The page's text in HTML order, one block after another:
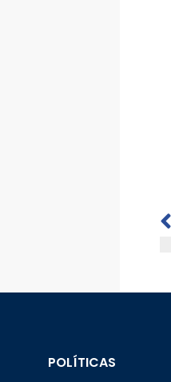
POLÍTICAS